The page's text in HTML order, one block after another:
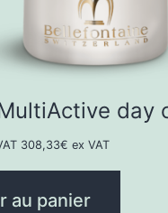
day
308,33€ ex VAT
au panier